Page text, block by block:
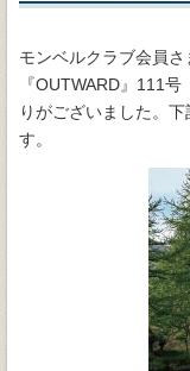
モンベルクラブ会員
『OUTWARD』111
りがございました。
す。